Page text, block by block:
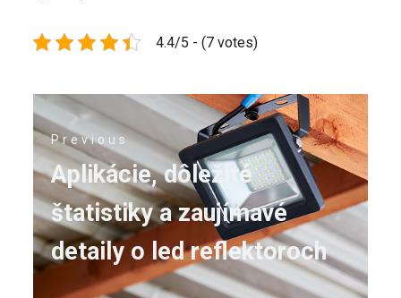
4.4/5 - (7 votes)
Navigace
pro
příspěvek
Previous
Previous
post:
Aplikácie, dôležité
štatistiky a zaujímavé
detaily o led reflektoroch